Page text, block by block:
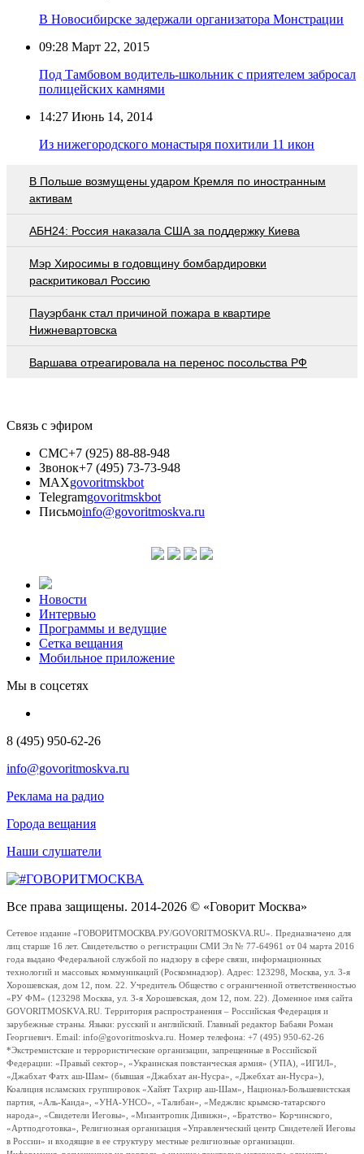
В Новосибирске задержали организатора Монстрации
09:28 Март 22, 2015
Под Тамбовом водитель-школьник с приятелем забросал
полицейских камнями
14:27 Июнь 14, 2014
Из нижегородского монастыря похитили 11 икон
В Польше возмущены ударом Кремля по иностранным
активам
АБН24: Россия наказала США за поддержку Киева
Мэр Хиросимы в годовщину бомбардировки
раскритиковал Россию
Пауэрбанк стал причиной пожара в квартире
Нижневартовска
Варшава отреагировала на перенос посольства РФ
Связь с эфиром
СМС+7 (925) 88-88-948
Звонок+7 (495) 73-73-948
MAXgovoritmskbot
Telegramgovoritmskbot
Письмоinfo@govoritmoskva.ru
Новости
Интервью
Программы и ведущие
Сетка вещания
Мобильное приложение
Мы в соцсетях
8 (495) 950-62-26
info@govoritmoskva.ru
Реклама на радио
Города вещания
Наши слушатели
Все права защищены. 2014-2026 © «Говорит Москва»
Сетевое издание «ГОВОРИТМОСКВА.РУ/GOVORITMOSKVA.RU». Предназначено для
лиц старше 16 лет. Свидетельство о регистрации СМИ Эл № 77-64961 от 04 марта 2016
года выдано Федеральной службой по надзору в сфере связи, информационных
технологий и массовых коммуникаций (Роскомнадзор). Адрес: 123298, Москва, ул. 3-я
Хорошевская, дом 12, пом. 22. Учредитель Общество с ограниченной ответственностью
«РУ ФМ» (123298 Москва, ул. 3-я Хорошевская, дом 12, пом. 22). Доменное имя сайта
GOVORITMOSKVA.RU. Территория распространения – Российская Федерация и
зарубежные страны. Языки: русский и английский. Главный редактор Бабаян Роман
Георгиевич. Email: info@govoritmoskva.ru. Номер телефона: +7 (495) 950-62-26
*Экстремистские и террористические организации, запрещенные в Российской
Федерации: «Правый сектор», «Украинская повстанческая армия» (УПА), «ИГИЛ»,
«Джабхат Фатх аш-Шам» (бывшая «Джабхат ан-Нусра», «Джебхат ан-Нусра»),
Коалиция исламских группировок «Хайят Тахрир аш-Шам», Национал-Большевистская
партия, «Аль-Каида», «УНА-УНСО», «Талибан», «Меджлис крымско-татарского
народа», «Свидетели Иеговы», «Мизантропик Дивижн», «Братство» Корчинского,
«Артподготовка», Религиозная организация «Управленческий центр Свидетелей Иеговы
в России» и входящие в ее структуру местные религиозные организации.